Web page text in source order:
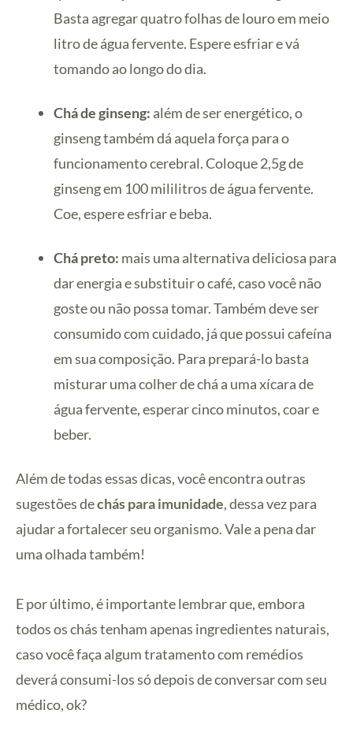
Basta agregar quatro folhas de louro em meio
litro de água fervente. Espere esfriar e vá
tomando ao longo do dia.
Chá de ginseng: além de ser energético, o
ginseng também dá aquela força para o
funcionamento cerebral. Coloque 2,5g de
ginseng em 100 mililitros de água fervente.
Coe, espere esfriar e beba.
Chá preto: mais uma alternativa deliciosa para
dar energia e substituir o café, caso você não
goste ou não possa tomar. Também deve ser
consumido com cuidado, já que possui cafeína
em sua composição. Para prepará-lo basta
misturar uma colher de chá a uma xícara de
água fervente, esperar cinco minutos, coar e
beber.
Além de todas essas dicas, você encontra outras
sugestões dechás para imunidade, dessa vez para
ajudar a fortalecer seu organismo. Vale a pena dar
uma olhada também!
E por último, é importante lembrar que, embora
todos os chás tenham apenas ingredientes naturais,
caso você faça algum tratamento com remédios
deverá consumi-los só depois de conversar com seu
médico, ok?